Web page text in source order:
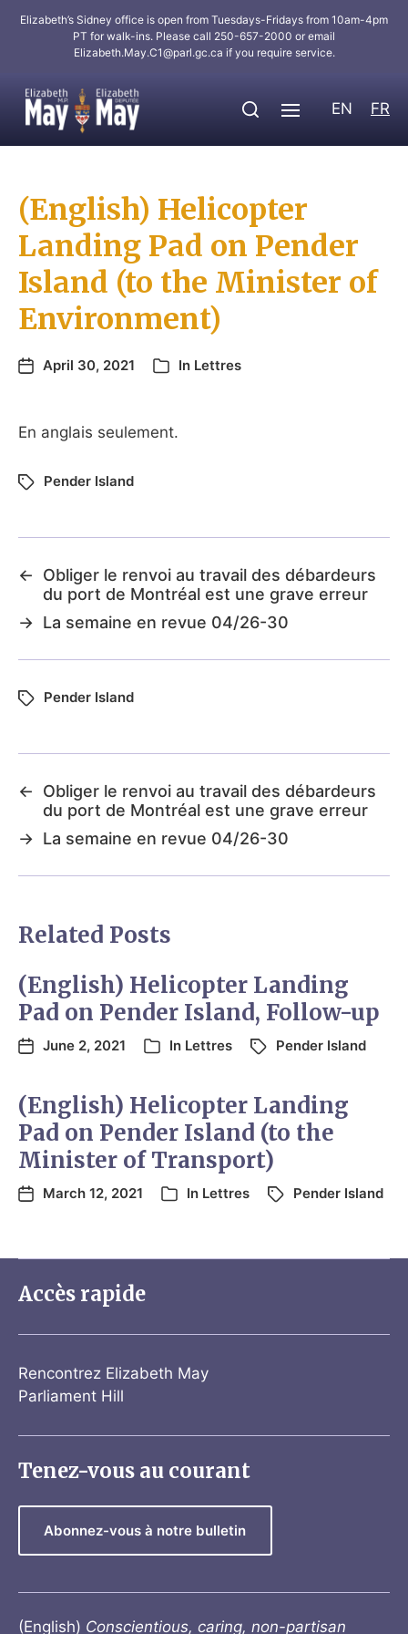
Elizabeth’s Sidney office is open from Tuesdays-Fridays from 10am-4pm
PT for walk-ins. Please call 250-657-2000 or email
Elizabeth.May.C1@parl.gc.ca if you require service.
EN FR
(English) Helicopter
Landing Pad on Pender
Island (to the Minister of
Environment)
April 30, 2021 In Lettres
En anglais seulement.
Pender Island
←
Obliger le renvoi au travail des débardeurs
du port de Montréal est une grave erreur
→ La semaine en revue 04/26-30
Pender Island
←
Obliger le renvoi au travail des débardeurs
du port de Montréal est une grave erreur
→ La semaine en revue 04/26-30
Related Posts
(English) Helicopter Landing
Pad on Pender Island, Follow-up
June 2, 2021 In Lettres Pender Island
(English) Helicopter Landing
Pad on Pender Island (to the
Minister of Transport)
March 12, 2021 In Lettres Pender Island
Accès rapide
Rencontrez Elizabeth May
Parliament Hill
Tenez-vous au courant
Abonnez-vous à notre bulletin
(English) Conscientious, caring, non-partisan